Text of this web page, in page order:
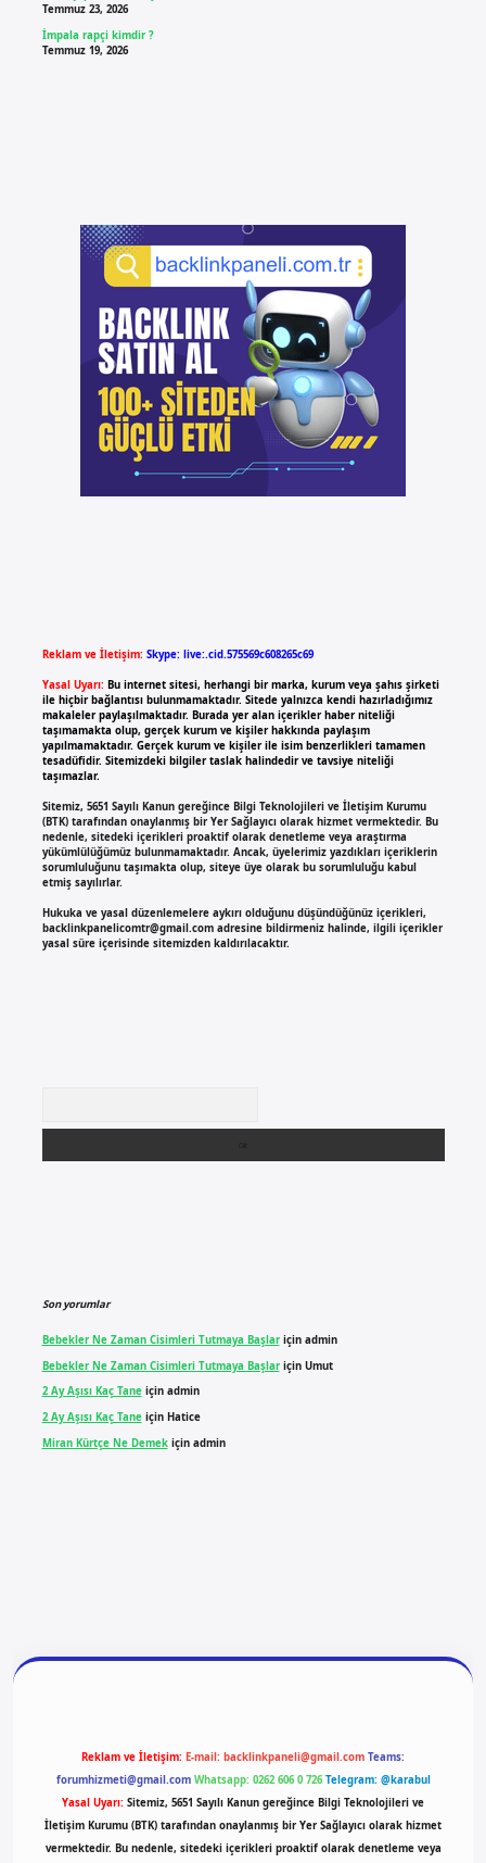
Temmuz 23, 2026
İmpala rapçi kimdir ?
Temmuz 19, 2026
Reklam ve İletişim: Skype: live:.cid.575569c608265c69
Yasal Uyarı: Bu internet sitesi, herhangi bir marka, kurum veya şahıs şirketi
ile hiçbir bağlantısı bulunmamaktadır. Sitede yalnızca kendi hazırladığımız
makaleler paylaşılmaktadır. Burada yer alan içerikler haber niteliği
taşımamakta olup, gerçek kurum ve kişiler hakkında paylaşım
yapılmamaktadır. Gerçek kurum ve kişiler ile isim benzerlikleri tamamen
tesadüfidir. Sitemizdeki bilgiler taslak halindedir ve tavsiye niteliği
taşımazlar.
Sitemiz, 5651 Sayılı Kanun gereğince Bilgi Teknolojileri ve İletişim Kurumu
(BTK) tarafından onaylanmış bir Yer Sağlayıcı olarak hizmet vermektedir. Bu
nedenle, sitedeki içerikleri proaktif olarak denetleme veya araştırma
yükümlülüğümüz bulunmamaktadır. Ancak, üyelerimiz yazdıkları içeriklerin
sorumluluğunu taşımakta olup, siteye üye olarak bu sorumluluğu kabul
etmiş sayılırlar.
Hukuka ve yasal düzenlemelere aykırı olduğunu düşündüğünüz içerikleri,
backlinkpanelicomtr@gmail.comadresine bildirmeniz halinde, ilgili içerikler
yasal süre içerisinde sitemizden kaldırılacaktır.
Son yorumlar
Bebekler Ne Zaman Cisimleri Tutmaya Başlariçin admin
Bebekler Ne Zaman Cisimleri Tutmaya Başlariçin Umut
2 Ay Aşısı Kaç Taneiçin admin
2 Ay Aşısı Kaç Taneiçin Hatice
Miran Kürtçe Ne Demekiçin admin
Reklam ve İletişim: E-mail: backlinkpaneli@gmail.com Teams:
forumhizmeti@gmail.com Whatsapp: 0262 606 0 726 Telegram: @karabul
Yasal Uyarı: Sitemiz, 5651 Sayılı Kanun gereğince Bilgi Teknolojileri ve
İletişim Kurumu (BTK) tarafından onaylanmış bir Yer Sağlayıcı olarak hizmet
vermektedir. Bu nedenle, sitedeki içerikleri proaktif olarak denetleme veya